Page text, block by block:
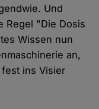
Und
Regel "Die Dosis
Wissen nun
an,
ins Visier